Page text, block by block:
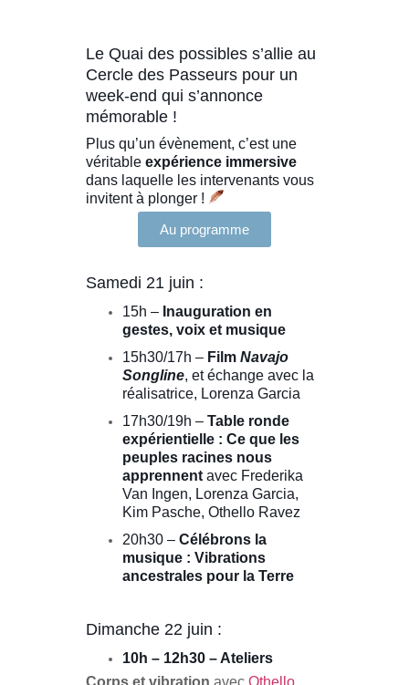
Le Quai des possibles s’allie au
Cercle des Passeurs pour un
week-end qui s’annonce
mémorable !
Plus qu’un évènement, c’est une
véritable expérience immersive
dans laquelle les intervenants vous
invitent à plonger !
Au programme
Samedi 21 juin :
15h – Inauguration en
gestes, voix et musique
15h30/17h – Film Navajo
Songline, et échange avec la
réalisatrice, Lorenza Garcia
17h30/19h – Table ronde
expérientielle : Ce que les
peuples racines nous
apprennent avec Frederika
Van Ingen, Lorenza Garcia,
Kim Pasche, Othello Ravez
20h30 – Célébrons la
musique : Vibrations
ancestrales pour la Terre
Dimanche 22 juin :
10h – 12h30 – Ateliers
Corps et vibration avec Othello